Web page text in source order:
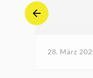
28. März